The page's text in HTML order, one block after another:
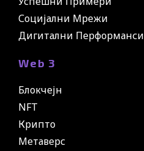
Социјални Мрежи
Дигитални Перформанси
Web 3
Блокчејн
NFT
Крипто
Метаверс